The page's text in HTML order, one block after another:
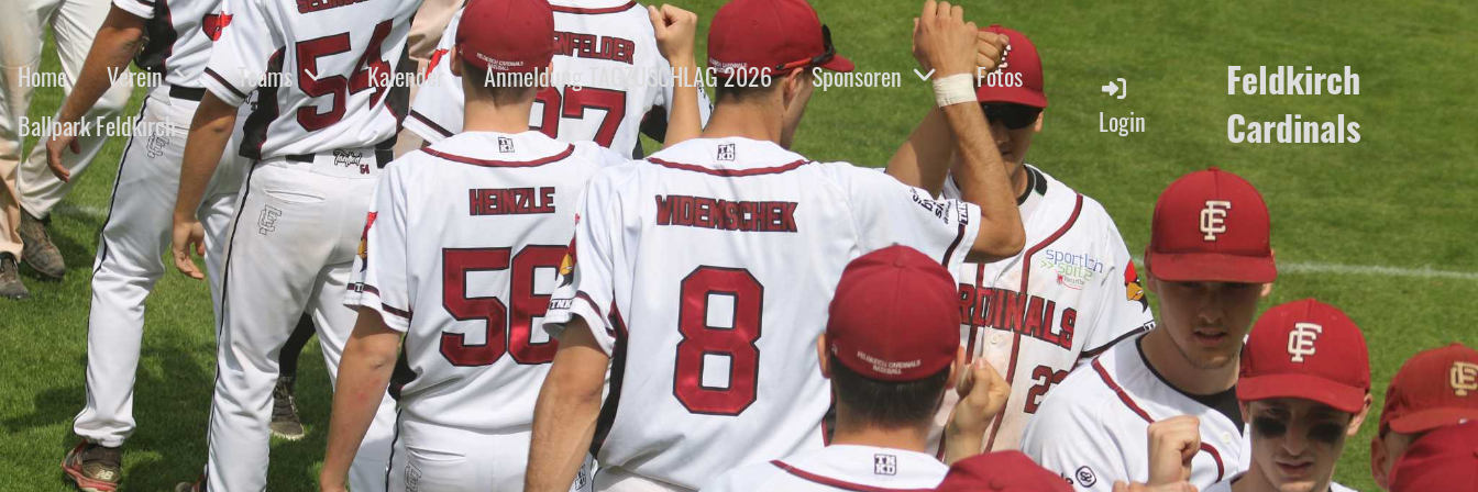
Home Verein Teams Kalender Anmeldung TAGZUSCHLAG 2026 Sponsoren
Fotos
Ballpark Feldkirch
Login
Feldkirch
Cardinals